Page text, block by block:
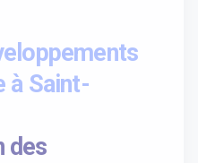
à Saint-
des